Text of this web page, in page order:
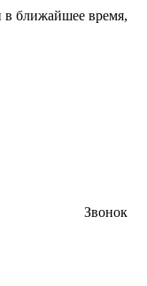
в ближайшее время,
Звонок